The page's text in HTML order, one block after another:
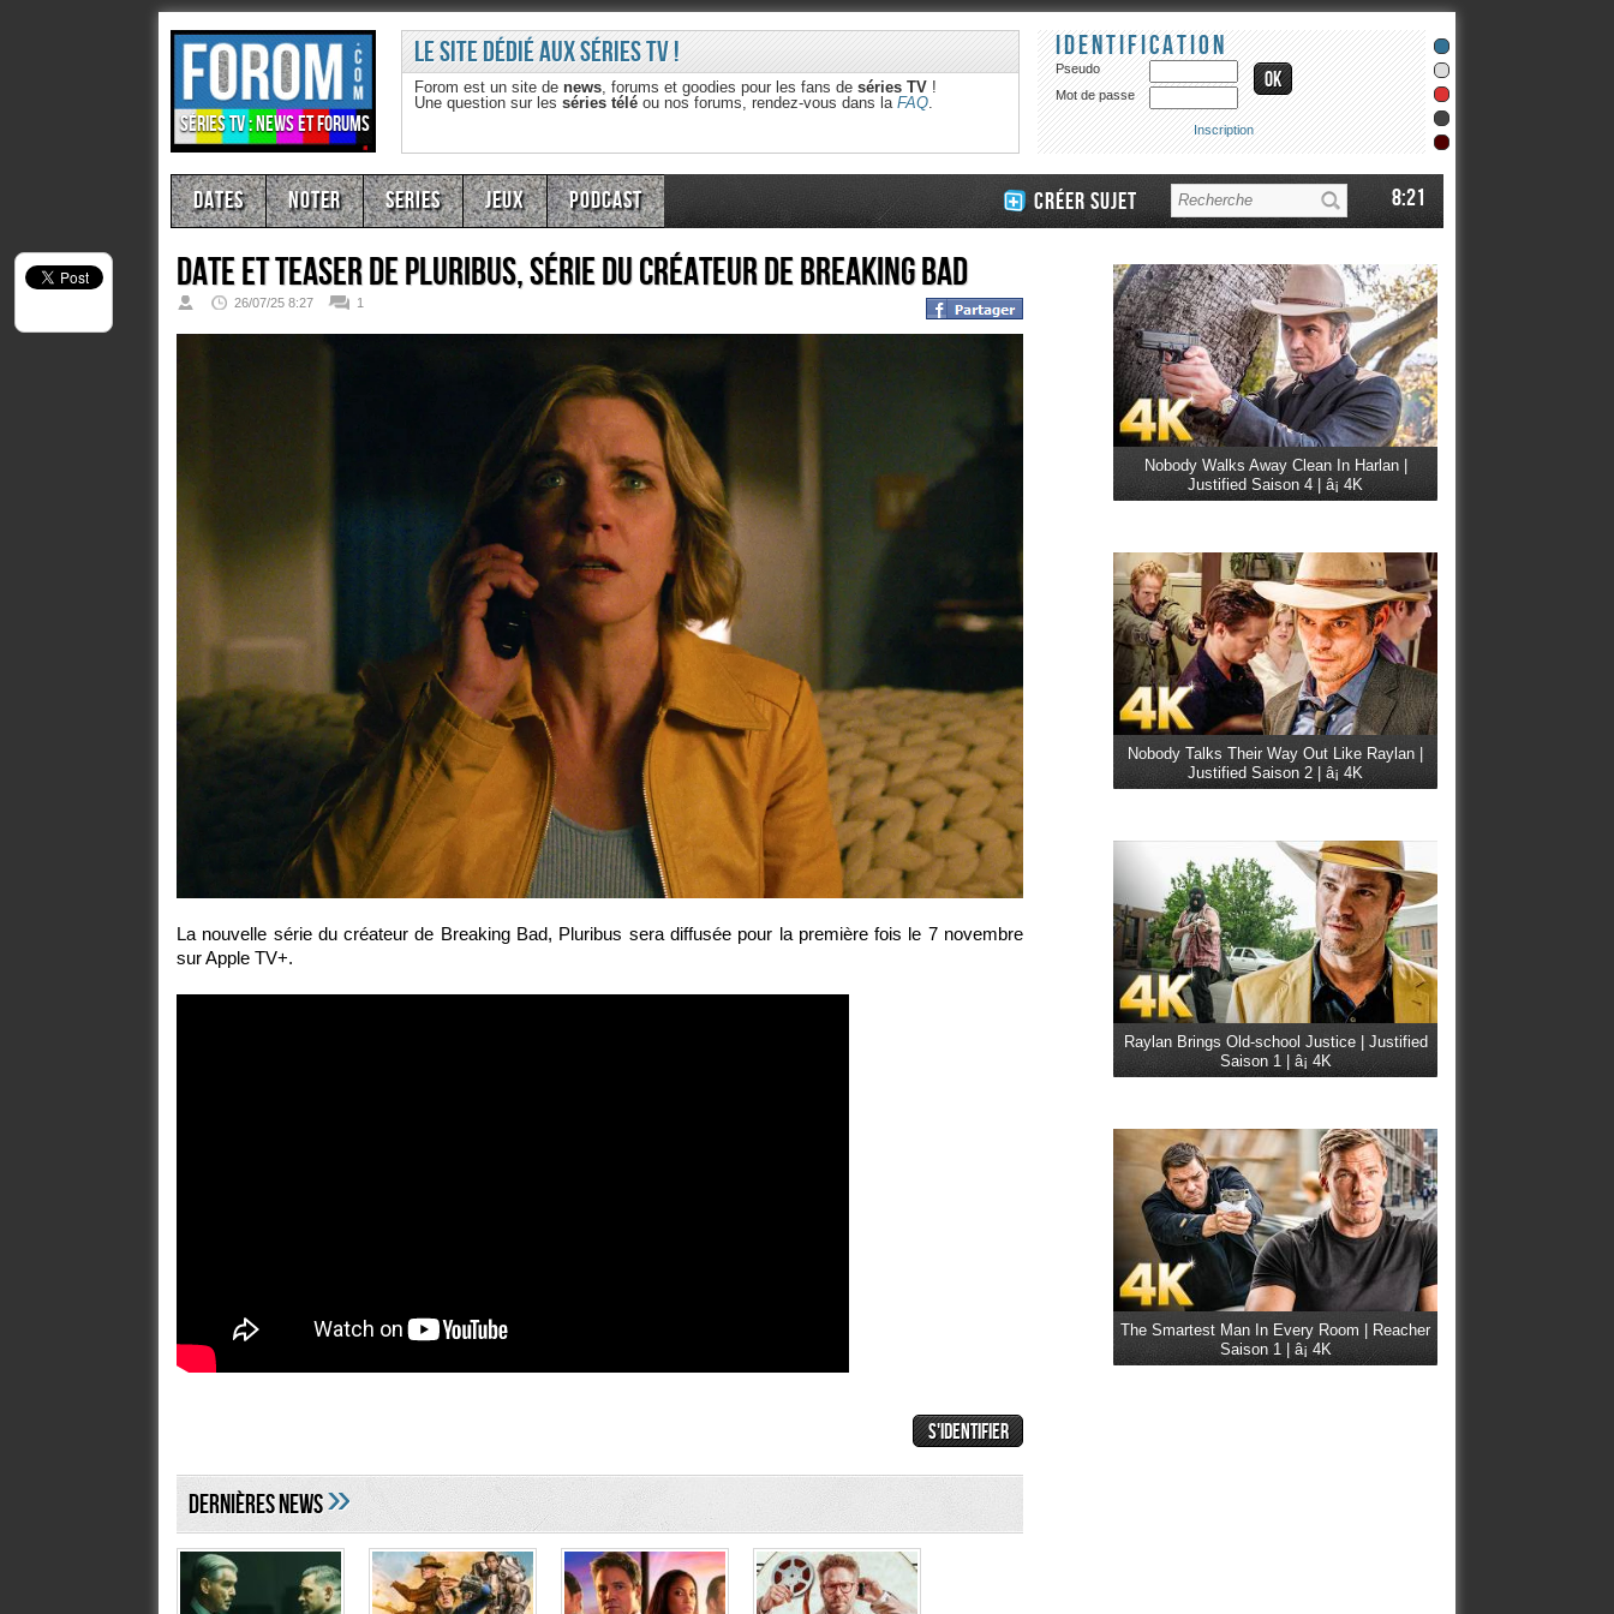
Séries TV : news et forums
Le site dédié aux séries TV !
Forom est un site de news, forums et goodies pour les fans de séries TV!
Une question sur les séries téléou nos forums, rendez-vous dans la FAQ.
Identification
Pseudo
Mot de passe
Inscription
Dates Noter Series Jeux Podcast Créer sujet 8:21
Date et teaser de Pluribus, série du créateur de Breaking Bad
26/07/25 8:27 1
La nouvelle série du créateur de Breaking Bad, Pluribus sera diffusée pour la première fois le 7 novembre
sur Apple TV+.
DERNIÈRES NEWS»
Nobody Walks Away Clean In Harlan |
Justified Saison 4 | â¡ 4K
Nobody Talks Their Way Out Like Raylan |
Justified Saison 2 | â¡ 4K
Raylan Brings Old-school Justice | Justified
Saison 1 | â¡ 4K
The Smartest Man In Every Room | Reacher
Saison 1 | â¡ 4K